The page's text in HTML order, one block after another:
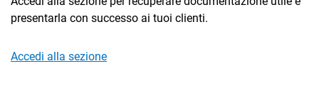
Financial Solutions
HR
presentarla con successo ai tuoi clienti.
Accedi alla sezione